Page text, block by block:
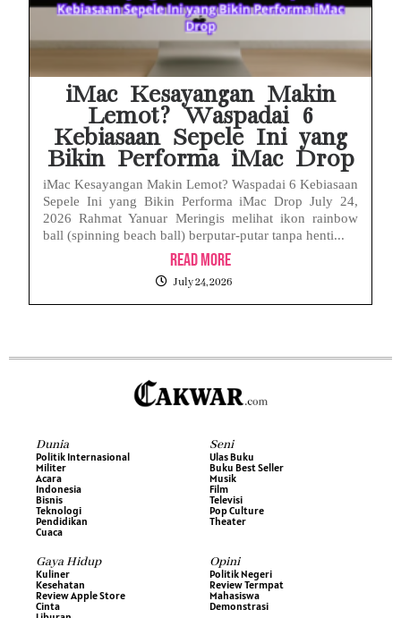
iMac Kesayangan Makin
Lemot? Waspadai 6
Kebiasaan Sepele Ini yang
Bikin Performa iMac Drop
iMac Kesayangan Makin Lemot? Waspadai 6 Kebiasaan
Sepele Ini yang Bikin Performa iMac Drop July 24,
2026 Rahmat Yanuar Meringis melihat ikon rainbow
ball (spinning beach ball) berputar-putar tanpa henti...
Read More
July 24, 2026
Dunia
Politik Internasional
Militer
Acara
Indonesia
Bisnis
Teknologi
Pendidikan
Cuaca
Seni
Ulas Buku
Buku Best Seller
Musik
Film
Televisi
Pop Culture
Theater
Gaya Hidup
Kuliner
Kesehatan
Review Apple Store
Cinta
Opini
Politik Negeri
Review Termpat
Mahasiswa
Demonstrasi